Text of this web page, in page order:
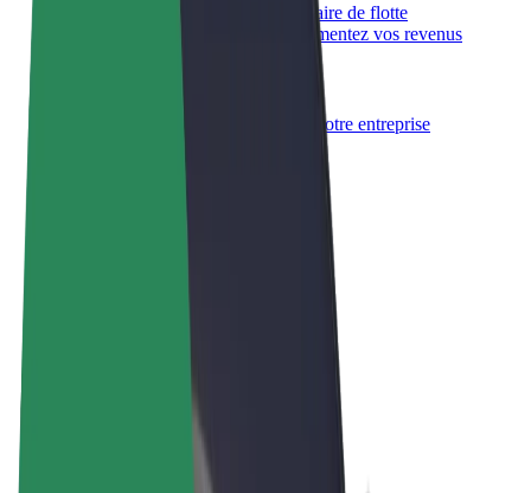
Inscrivez-vous en tant que propriétaire de flotte
Ajoutez votre flotte sur Bolt et augmentez vos revenus
Bolt for Business
Produits et services Bolt adaptés à votre entreprise